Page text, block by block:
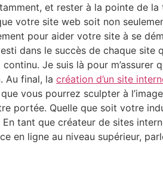
et rester à la pointe de
votre site web soit non
pour aider votre site à se
dans le succès de chaque
Je suis là pour
Au final, la création d’un site
vous pourrez sculpter à
portée. Quelle que soit votre
tant que créateur de sites
en ligne au niveau supérieur,